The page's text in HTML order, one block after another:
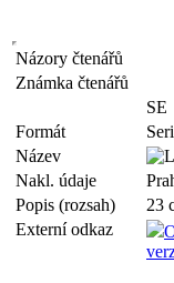
Názory čtenářů
Známka čtenářů
SE
Formát
Název
Nakl. údaje
Popis (rozsah)
23
Externí odkaz